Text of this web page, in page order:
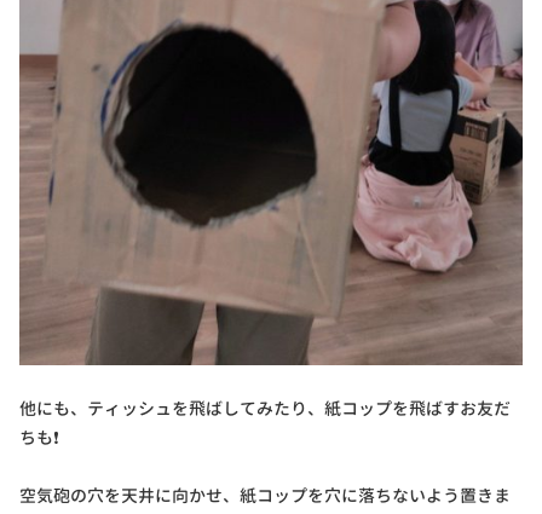
他にも、ティッシュを飛ばしてみたり、紙コップを飛ばすお友だ
ちも❗
空気砲の穴を天井に向かせ、紙コップを穴に落ちないよう置きま